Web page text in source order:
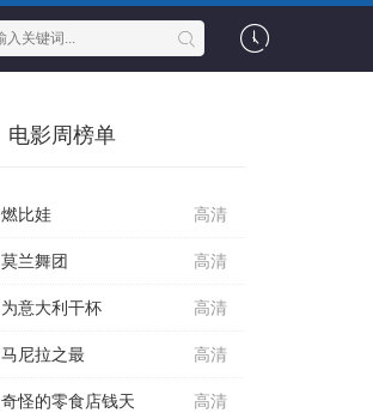
电影周榜单
高清
燃比娃
高清
莫兰舞团
高清
为意大利干杯
高清
马尼拉之最
高清
奇怪的零食店钱天